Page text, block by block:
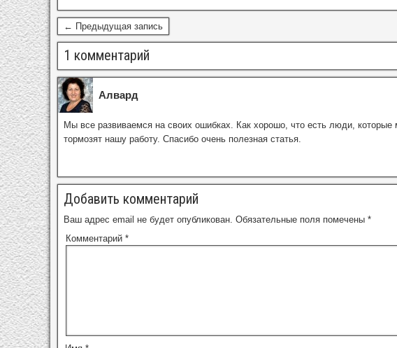
← Предыдущая запись
1 комментарий
Алвард
Мы все развиваемся на своих ошибках. Как хорошо, что есть люди, которые
тормозят нашу работу. Спасибо очень полезная статья.
Добавить комментарий
Ваш адрес email не будет опубликован. Обязательные поля помечены *
Комментарий *